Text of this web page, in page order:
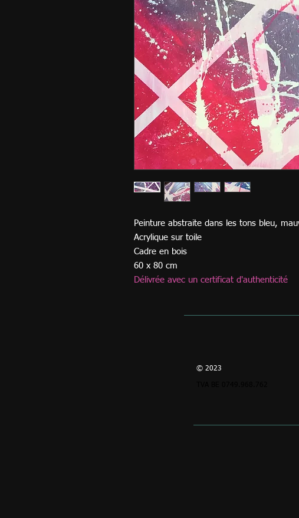
Peinture abstraite dans les tons bleu,
Acrylique sur toile
Cadre en bois
60 x 80 cm
Délivrée avec un certificat d'authenticité
© 2023